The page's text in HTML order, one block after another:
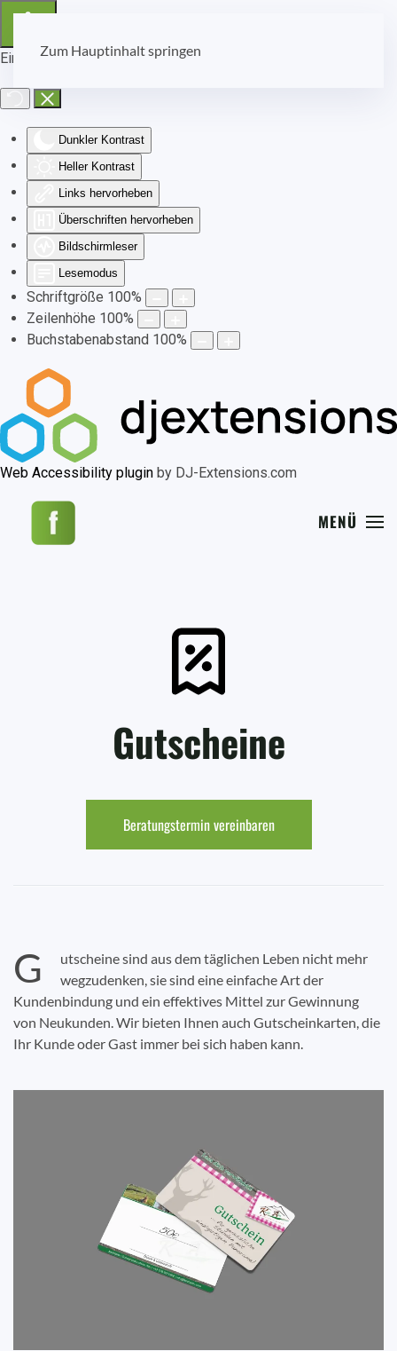
Eingabehilfen öffnen
Dunkler Kontrast
Heller Kontrast
Links hervorheben
Überschriften hervorheben
Bildschirmleser
Lesemodus
Schriftgröße 100%
Zeilenhöhe 100%
Buchstabenabstand 100%
Web Accessibility plugin by DJ-Extensions.com
Zum Hauptinhalt springen
MENÜ
Gutscheine
Beratungstermin vereinbaren
G
utscheine sind aus dem täglichen Leben nicht mehr
wegzudenken, sie sind eine einfache Art der
Kundenbindung und ein effektives Mittel zur Gewinnung
von Neukunden. Wir bieten Ihnen auch Gutscheinkarten, die
Ihr Kunde oder Gast immer bei sich haben kann.